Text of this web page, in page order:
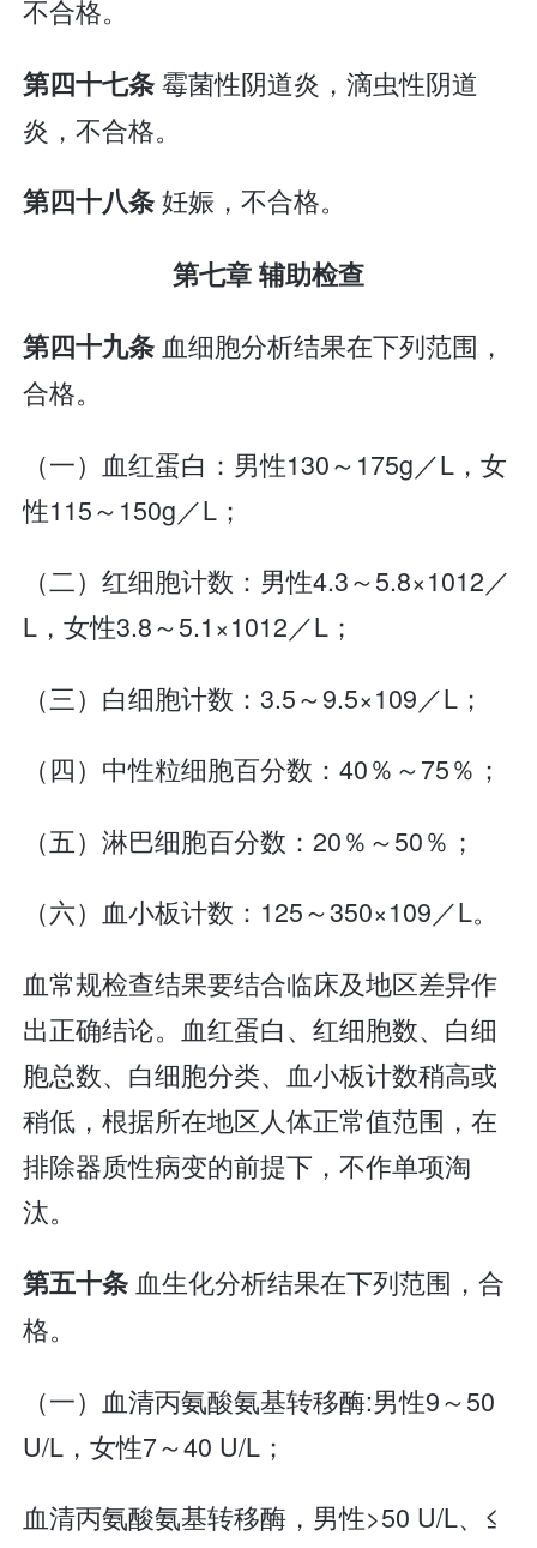
不合格。
第四十七条霉菌性阴道炎，滴虫性阴道
炎，不合格。
第四十八条妊娠，不合格。
第七章 辅助检查
第四十九条血细胞分析结果在下列范围，
合格。
（一）血红蛋白：男性130～175g／L，女
性115～150g／L；
（二）红细胞计数：男性4.3～5.8×1012／
L，女性3.8～5.1×1012／L；
（三）白细胞计数：3.5～9.5×109／L；
（四）中性粒细胞百分数：40％～75％；
（五）淋巴细胞百分数：20％～50％；
（六）血小板计数：125～350×109／L。
血常规检查结果要结合临床及地区差异作
出正确结论。血红蛋白、红细胞数、白细
胞总数、白细胞分类、血小板计数稍高或
稍低，根据所在地区人体正常值范围，在
排除器质性病变的前提下，不作单项淘
汰。
第五十条血生化分析结果在下列范围，合
格。
（一）血清丙氨酸氨基转移酶:男性9～50
U/L，女性7～40 U/L；
血清丙氨酸氨基转移酶，男性>50 U/L、≤